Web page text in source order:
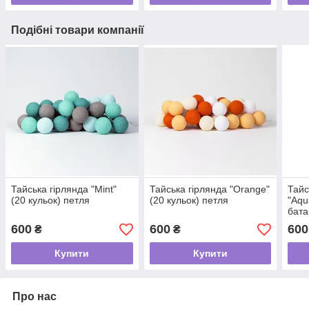
Подібні товари компанії
Тайська гірлянда "Mint"
(20 кульок) петля
600 ₴
Купити
Тайська гірлянда "Orange"
(20 кульок) петля
600₴
Купити
600
Про нас